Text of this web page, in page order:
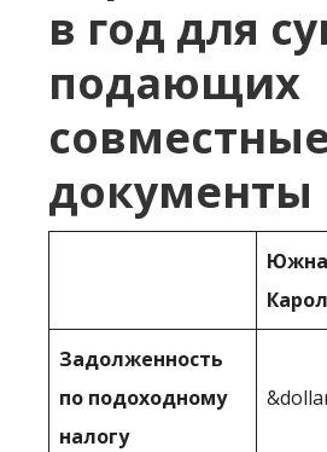
в год для
подающих
документы
Задолженность
по подоходному
налогу